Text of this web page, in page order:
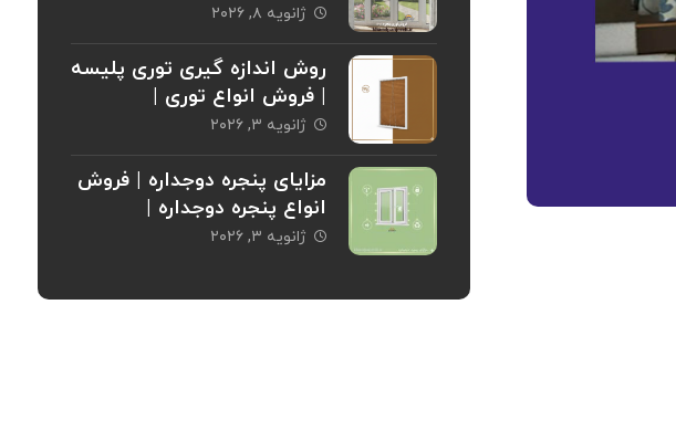
ژانویه ۸, ۲۰۲۶
روش اندازه گیری توری پلیسه
| فروش انواع توری |
خریدپنجره
ژانویه ۳, ۲۰۲۶
مزایای پنجره دوجداره | فروش
انواع پنجره دوجداره |
خریدپنجره
ژانویه ۳, ۲۰۲۶